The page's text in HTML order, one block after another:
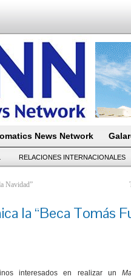
News Network
RELACIONES INTERNACIONALES
Navidad”
la “Beca Tomás
interesados en realizar un